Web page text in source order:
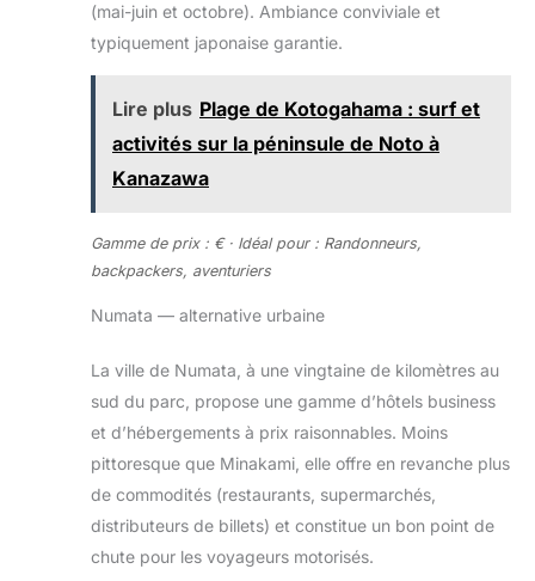
(mai-juin et octobre). Ambiance conviviale et
typiquement japonaise garantie.
Lire plus Plage de Kotogahama : surf et
activités sur la péninsule de Noto à
Kanazawa
Gamme de prix : € · Idéal pour : Randonneurs,
backpackers, aventuriers
Numata — alternative urbaine
La ville de Numata, à une vingtaine de kilomètres au
sud du parc, propose une gamme d’hôtels business
et d’hébergements à prix raisonnables. Moins
pittoresque que Minakami, elle offre en revanche plus
de commodités (restaurants, supermarchés,
distributeurs de billets) et constitue un bon point de
chute pour les voyageurs motorisés.